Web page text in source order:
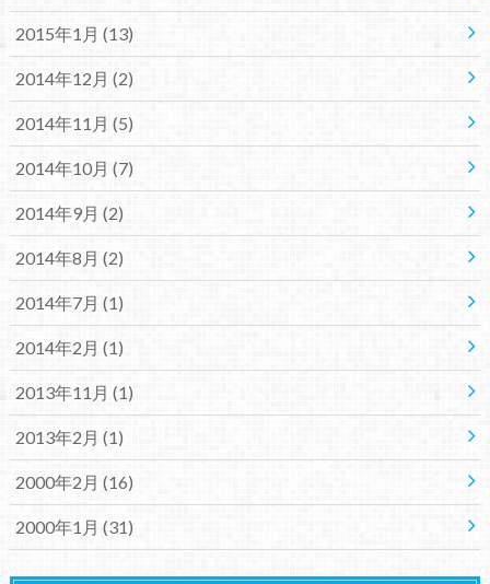
2015年1月 (13)
2014年12月 (2)
2014年11月 (5)
2014年10月 (7)
2014年9月 (2)
2014年8月 (2)
2014年7月 (1)
2014年2月 (1)
2013年11月 (1)
2013年2月 (1)
2000年2月 (16)
2000年1月 (31)